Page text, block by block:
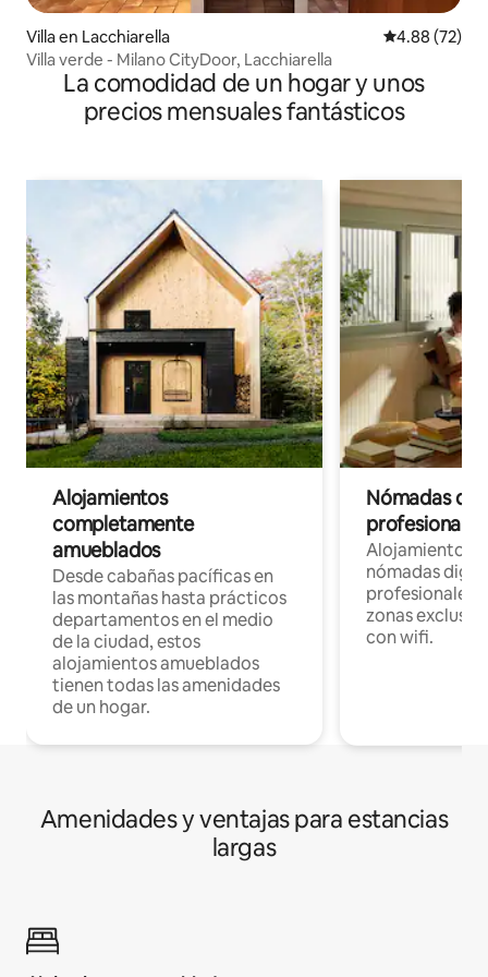
Villa en Lacchiarella Calificación
4.88 (72)
Villa verde - Milano CityDoor, Lacchiarella
La comodidad de un hogar y unos
precios mensuales fantásticos
Alojamientos
completamente
amueblados
Desde cabañas pacíficas en
las montañas hasta prácticos
departamentos en el medio
de la ciudad, estos
alojamientos amueblados
tienen todas las amenidades
de un hogar.
Nómadas
Alojamientos
nómadas
profesionales
zonas
con wifi.
Amenidades y ventajas para estancias
largas